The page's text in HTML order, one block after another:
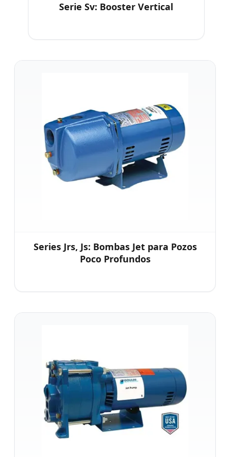
Serie Sv: Booster Vertical
Series Jrs, Js: Bombas Jet para Pozos
Poco Profundos